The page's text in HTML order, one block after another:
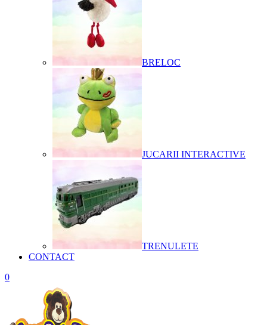
BRELOC
JUCARII INTERACTIVE
TRENULETE
CONTACT
0